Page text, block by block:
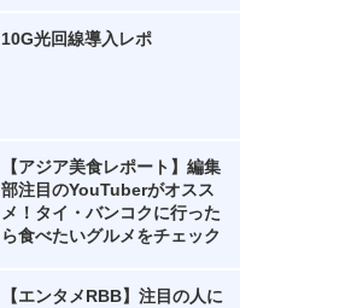
10G光回線導入レポ
【アジア美食レポート】編集
部注目のYouTuberがオスス
メ！タイ・バンコクに行った
ら食べたいグルメをチェック
【エンタメRBB】注目の人に